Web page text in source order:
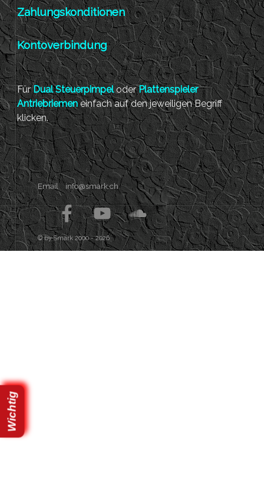
Wichtig
Zahlungskonditionen
Kontoverbindung
Für Dual Steuerpimpel oder Plattenspieler
Antriebriemen einfach auf den jeweiligen Begriff
klicken.
Email info@smark.ch
© by Smark 2000 - 2026